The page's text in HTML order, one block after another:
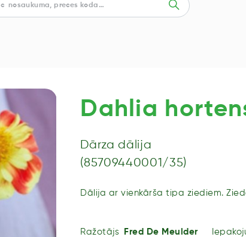
Dahlia
Dārza dālija
(85709440001/35)
Dālija ar vienkārša tipa ziediem.
Ražotājs Fred De Meulder